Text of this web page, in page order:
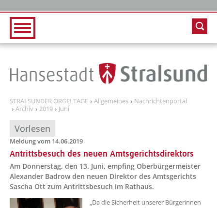
STRALSUNDER ORGELTAGE Allgemeines
Nachrichtenportal
Archiv
2019 Juni
Vorlesen
Meldung vom 14.06.2019
Antrittsbesuch des neuen Amtsgerichtsdirektors
Am Donnerstag, den 13. Juni, empfing Oberbürgermeister
Alexander Badrow den neuen Direktor des Amtsgerichts
Sascha Ott zum Antrittsbesuch im Rathaus.
„Da die Sicherheit unserer Bürgerinnen